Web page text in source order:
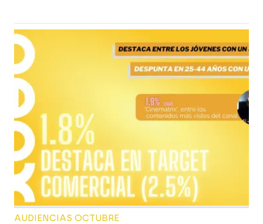
AUDIENCIAS OCTUBRE